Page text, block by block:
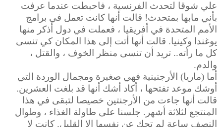
علي شوقا لتحدث الفرنسية ، فاحبطت عندما عرفت
بأني مابها بمتحدث! قالت أنها كانت تعمل في برامج
الأمم المتحدة في أفريقيا ، فعملت في دول أذكر منها
يوغندا وكينيا. قالت أنها أتت إلى هذا المكان كي تنسى
كل ما رأته.. تريد أن تنسى منظر الخوف ، والقتل ،
والدم.
أما (ماريا) الأرجنينية فهي صغيرة ومجمال الوردة التي
أوشك موعد تفتحها ، أكاد أشك أنها قد بلغت العشرين.
قالت أنها جاءت من الأرجنتين خصيصا لتبقى في هذا
المنتجع لثلاثة أشهر. جلسنا على طاولة الغذاء ، وطوال
النصف ساعة لم تحك عن نفسها إلا القليل. كانت لا